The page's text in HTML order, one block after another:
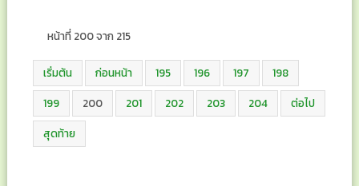
หน้าที่ 200 จาก 215
เริ่มต้น ก่อนหน้า 195 196 197
198
199
200 201 202 203 204
ต่อไป
สุดท้าย